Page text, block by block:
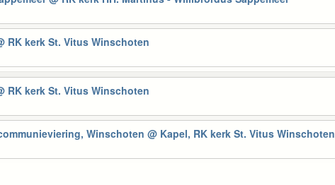
RK kerk St. Vitus Winschoten
RK kerk St. Vitus Winschoten
Winschoten@ Kapel, RK kerk St. Vitus Winschoten